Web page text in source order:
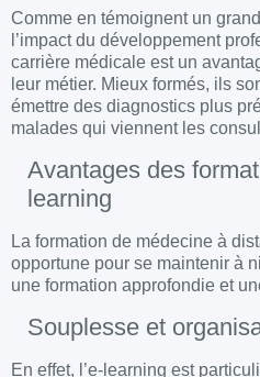
Comme en témoignent un
l’impact du développement
carrière médicale est un
leur métier. Mieux formés, ils
émettre des diagnostics plus
malades qui viennent les
Avantages des
learning
La formation de médecine à
opportune pour se maintenir à
une formation approfondie et
Souplesse et
En effet, l’e-learning est